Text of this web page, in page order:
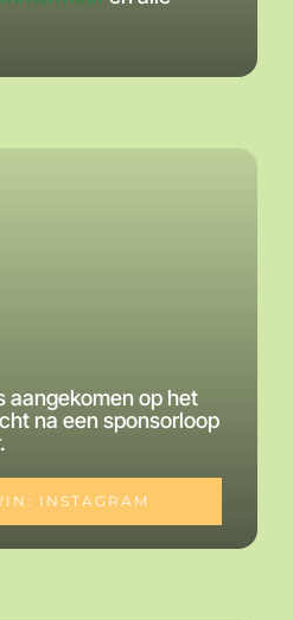
aangekomen op het
na een sponsorloop
INSTAGRAM